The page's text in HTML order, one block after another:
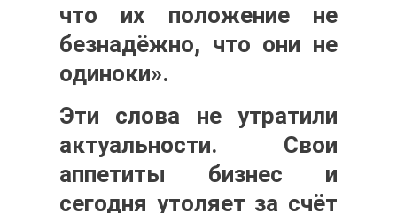
что их положение не
безнадёжно, что они не
одиноки».
Эти слова не утратили
актуальности. Свои
аппетиты бизнес и
сегодня утоляет за счёт